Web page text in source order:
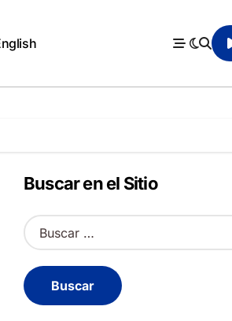
Buscar en el Sitio
B
u
c
a